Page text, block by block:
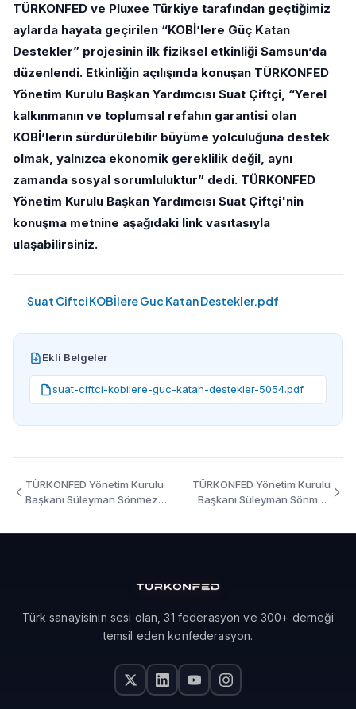
TÜRKONFED ve Pluxee Türkiye tarafından geçtiğimiz
aylarda hayata geçirilen “KOBİ’lere Güç Katan
Destekler” projesinin ilk fiziksel etkinliği Samsun’da
düzenlendi. Etkinliğin açılışında konuşan TÜRKONFED
Yönetim Kurulu Başkan Yardımcısı Suat Çiftçi, “Yerel
kalkınmanın ve toplumsal refahın garantisi olan
KOBİ’lerin sürdürülebilir büyüme yolculuğuna destek
olmak, yalnızca ekonomik gereklilik değil, aynı
zamanda sosyal sorumluluktur” dedi. TÜRKONFED
Yönetim Kurulu Başkan Yardımcısı Suat Çiftçi'nin
konuşma metnine aşağıdaki link vasıtasıyla
ulaşabilirsiniz.
Suat Ciftci KOBİlere Guc Katan Destekler.pdf
Ekli Belgeler
suat-ciftci-kobilere-guc-katan-destekler-5054.pdf
TÜRKONFED Yönetim Kurulu
Başkanı Süleyman Sönmez
TÜRKONFED Yönetim Kurulu
Başkanı Süleyman Sönmez
Türk sanayisinin sesi olan, 31 federasyon ve 300+ derneği
temsil eden konfederasyon.